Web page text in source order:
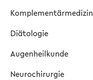
Komplementärmedizin
Diätologie
Augenheilkunde
Neurochirurgie